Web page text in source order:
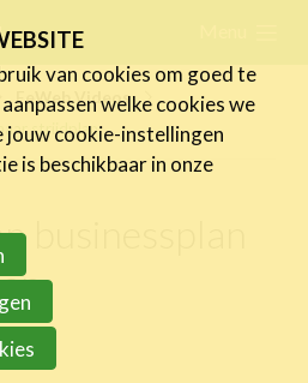
FeWeb Videos
strijdplan
businessplan
Over de FeWeb-activiteiten
FeWeb Awards
FeWeb Videos
van cookies om goed te
welke cookies we
jouw cookie-instellingen
is beschikbaar in onze